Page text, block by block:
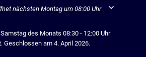
Öffnungs- oder Schließzeiten auszublenden
nächsten Montag um 08:00 Uhr
des Monats 08:30 - 12:00 Uhr
Geschlossen am 4. April 2026.